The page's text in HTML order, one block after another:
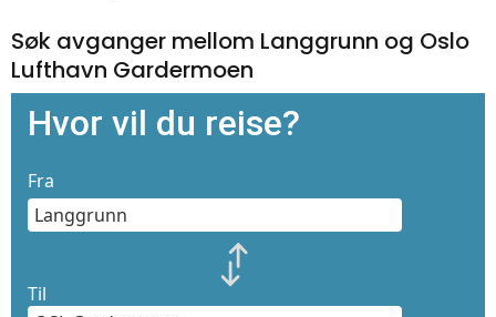
Søk avganger mellom Langgrunn og Oslo
Lufthavn Gardermoen
Hvor vil du reise?
Fra
Til